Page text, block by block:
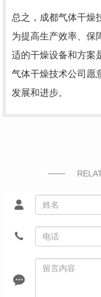
总之，成都气体干燥
为提高生产效率、保
适的干燥设备和方案
气体干燥技术公司愿
发展和进步。